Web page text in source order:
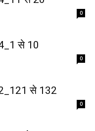
0
से 10
0
से 132
0